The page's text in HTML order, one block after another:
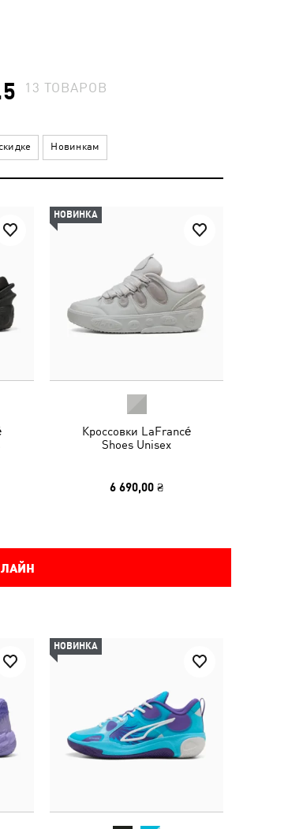
13 ТОВАРОВ
Новинкам
НОВИНКА
Кроссовки LaFrancé
Shoes Unisex
6 690,00 ₴
НОВИНКА